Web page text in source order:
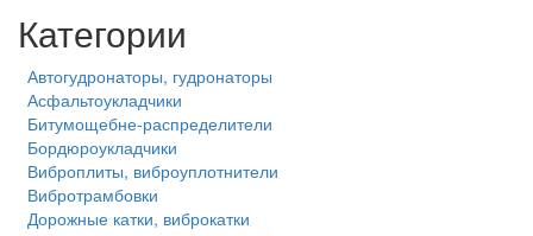
Категории
Автогудронаторы, гудронаторы
Асфальтоукладчики
Битумощебне-распределители
Бордюроукладчики
Виброплиты, виброуплотнители
Вибротрамбовки
Дорожные катки, виброкатки